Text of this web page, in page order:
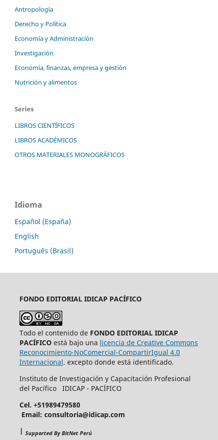
Antropología
Derecho y Política
Economía y Administración
Investigación
Economía, finanzas, empresa y gestión
Nutrición y alimentos
Series
LIBROS CIENTÍFICOS
LIBROS ACADÉMICOS
OTROS MATERIALES MONOGRÁFICOS
Idioma
Español (España)
English
Português (Brasil)
FONDO EDITORIAL IDICAP PACÍFICO
Todo el contenido de FONDO EDITORIAL IDICAP
PACÍFICO está bajo una licencia de Creative Commons
Reconocimiento-NoComercial-CompartirIgual 4.0
Internacional. excepto donde está identificado.
Instituto de Investigación y Capacitación Profesional
del Pacífico IDICAP - PACÍFICO
Cel. +51989479580
Email: consultoria@idicap.com
| Supported By BitNet Perú